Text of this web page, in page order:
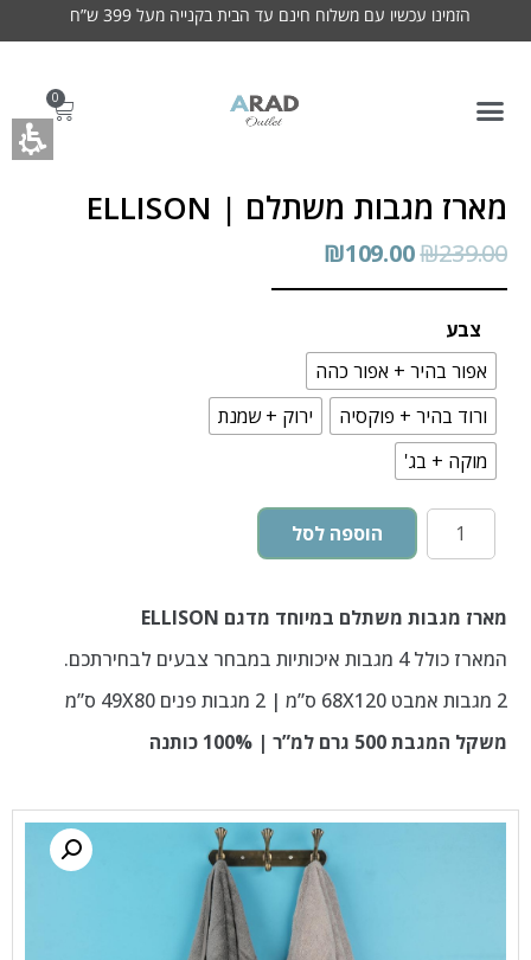
הזמינו עכשיו עם משלוח חינם עד הבית בקנייה מעל 399 ש”ח
0
מארז מגבות משתלם | ELLISON
₪239.00
₪109.00
צבע
אפור בהיר + אפור כהה
ורוד בהיר + פוקסיה
ירוק + שמנת
מוקה + בג'
הוספה לסל
מארז מגבות משתלם במיוחד מדגם ELLISON
המארז כולל 4 מגבות איכותיות במבחר צבעים לבחירתכם.
2 מגבות אמבט 68X120 ס”מ | 2 מגבות פנים 49X80 ס”מ
משקל המגבת 500 גרם למ”ר | 100% כותנה